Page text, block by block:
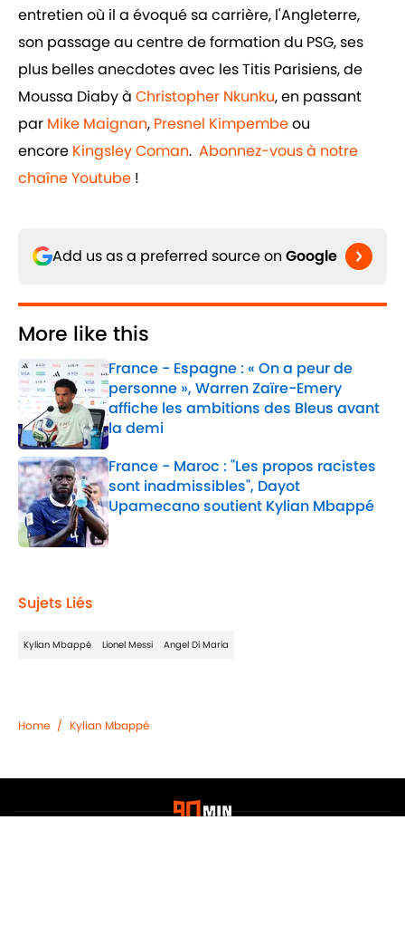
entretien où il a évoqué sa carrière, l'Angleterre,
son passage au centre de formation du PSG, ses
plus belles anecdotes avec les Titis Parisiens, de
Moussa Diaby à Christopher Nkunku, en passant
par Mike Maignan, Presnel Kimpembeou
encore Kingsley Coman. Abonnez-vous à notre
chaîne Youtube !
Add us as a preferred source on Google
More like this
France - Espagne : « On a peur de
personne », Warren Zaïre-Emery
affiche les ambitions des Bleus avant
la demi
Published by on Invalid Date
France - Maroc : "Les propos racistes
sont inadmissibles", Dayot
Upamecano soutient Kylian Mbappé
Published by on Invalid Date
Sujets Liés
Kylian Mbappé Lionel Messi Angel Di Maria
Home / Kylian Mbappé